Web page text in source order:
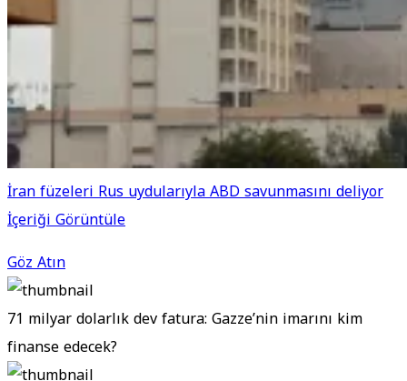
İran füzeleri Rus uydularıyla ABD savunmasını deliyor
İçeriği Görüntüle
Göz Atın
71 milyar dolarlık dev fatura: Gazze’nin imarını kim
finanse edecek?